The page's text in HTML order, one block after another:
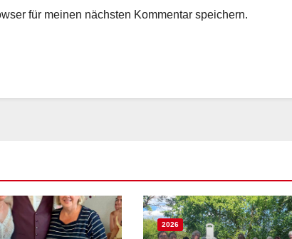
für meinen nächsten Kommentar speichern.
2026